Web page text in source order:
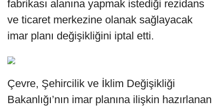
fabrikası alanına yapmak istediği rezidans
ve ticaret merkezine olanak sağlayacak
imar planı değişikliğini iptal etti.
Çevre, Şehircilik ve İklim Değişikliği
Bakanlığı’nın imar planına ilişkin hazırlanan